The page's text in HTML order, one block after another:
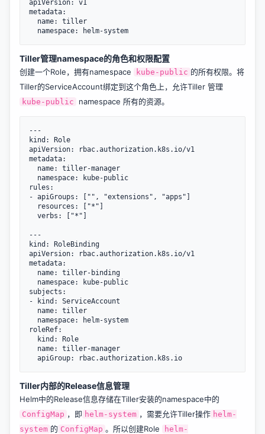
apiVersion: v1
metadata:
Tiller管理namespace的角色和权限配置
创建一个Role，拥有namespace kube-public 的所有权限。将
Tiller的ServiceAccount绑定到这个角色上，允许Tiller 管理
kube-public namespace 所有的资源。
---
kind: Role
apiVersion: rbac.authorization.k8s.io/v1
metadata:
rules:
- apiGroups: ["", "extensions", "apps"]
---
kind: RoleBinding
apiVersion: rbac.authorization.k8s.io/v1
metadata:
subjects:
- kind: ServiceAccount
roleRef:
Tiller内部的Release信息管理
Helm中的Release信息存储在Tiller安装的namespace中的
ConfigMap ，即 helm-system ，需要允许Tiller操作 helm-
system 的 ConfigMap 。所以创建Role
helm-